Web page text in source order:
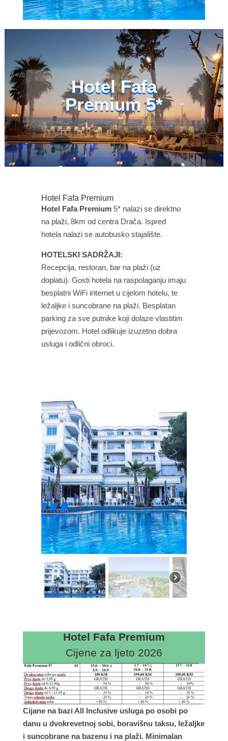
Hotel Fafa
Premium 5*
Hotel Fafa Premium
Hotel Fafa Premium5* nalazi se direktno
na plaži, 8km od centra Drača. Ispred
hotela nalazi se autobusko stajalište.
HOTELSKI SADRŽAJI:
Recepcija, restoran, bar na plaži (uz
doplatu). Gosti hotela na raspolaganju imaju
besplatni WiFi internet u cijelom hotelu, te
ležaljke i suncobrane na plaži. Besplatan
parking za sve putnike koji dolaze vlastitim
prijevozom. Hotel odlikuje izuzetno dobra
usluga i odlični obroci.
Hotel Fafa Premium
Cijene za ljeto 2026
Cijane na bazi All Inclusive usluga po osobi po
danu u dvokrevetnoj sobi, boravišnu taksu, ležaljke
i suncobrane na bazenu i na plaži. Minimalan